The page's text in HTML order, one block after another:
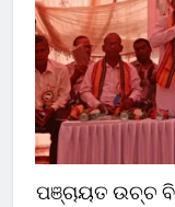
ପଞ୍ଚାୟତ ଉଚ୍ଚ